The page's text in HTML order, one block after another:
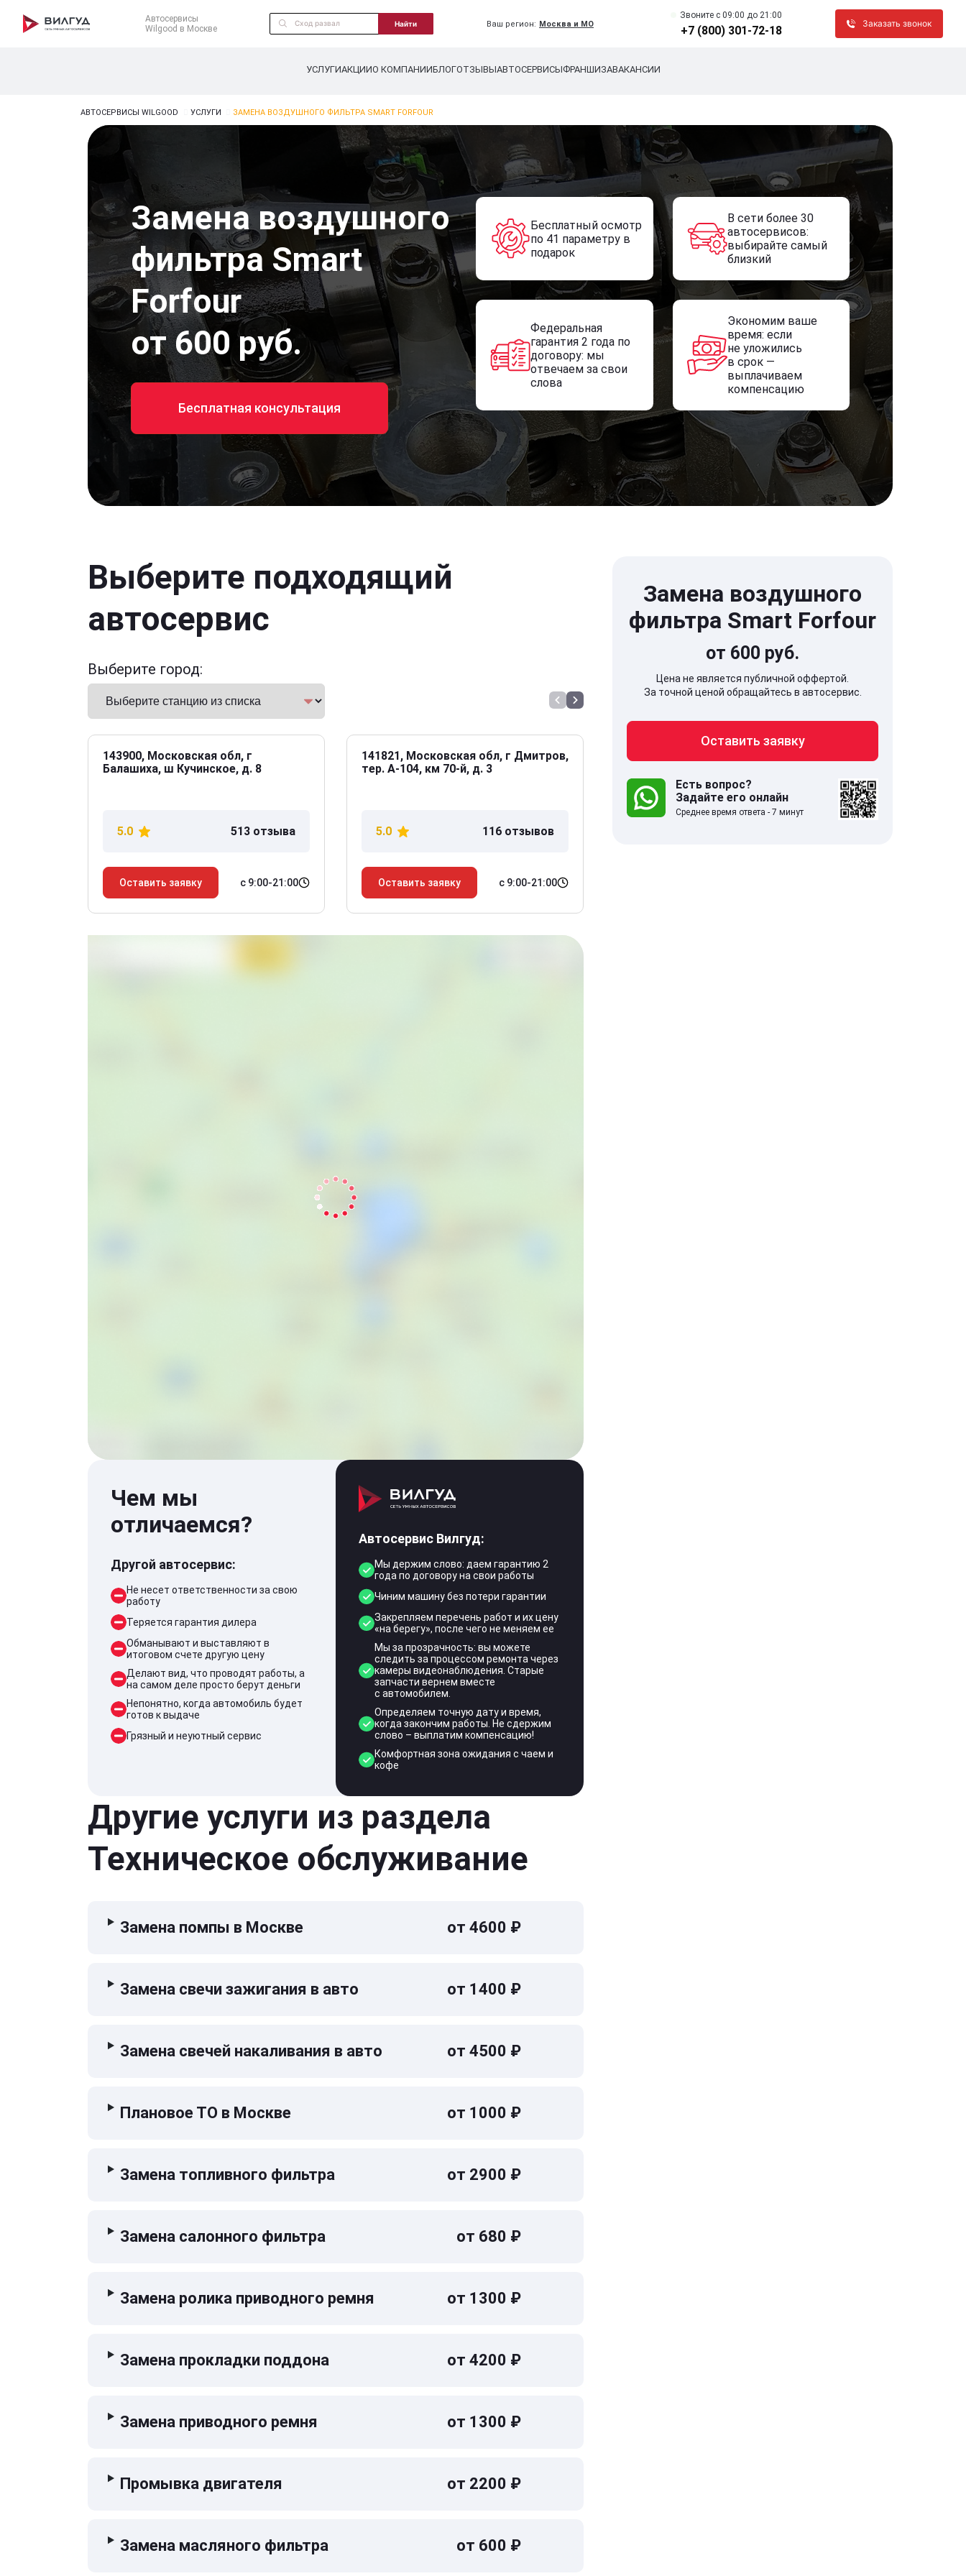
Автосервисы
Wilgood в Москве
Найти Ваш регион: Москва и МО
Звоните c 09:00 до 21:00
+7 (800) 301-72-18
Заказать звонок
УСЛУГИАКЦИИО КОМПАНИИБЛОГОТЗЫВЫАВТОСЕРВИСЫФРАНШИЗАВАКАНСИИ
АВТОСЕРВИСЫ WILGOOD УСЛУГИ ЗАМЕНА ВОЗДУШНОГО ФИЛЬТРА SMART FORFOUR
Замена воздушного
фильтра Smart
Forfour
от 600 руб.
Бесплатная консультация
Бесплатный осмотр
по 41 параметру в
подарок
В сети более 30
автосервисов:
выбирайте самый
близкий
Федеральная
гарантия 2 года по
договору: мы
отвечаем за свои
слова
Экономим ваше
время: если
не уложились
в срок —
выплачиваем
компенсацию
Выберите подходящий
автосервис
Выберите город:
143900, Московская обл, г
Балашиха, ш Кучинское, д. 8
5.0 513 отзыва
Оставить заявку с 9:00-21:00
141821, Московская обл, г Дмитров,
тер. А-104, км 70-й, д. 3
5.0 116 отзывов
Оставить заявку с 9:00-21:00
141707, Московская обл,
дом 5
Чем мы
отличаемся?
Другой автосервис:
Не несет ответственности за свою
работу
Теряется гарантия дилера
Обманывают и выставляют в
итоговом счете другую цену
Делают вид, что проводят работы, а
на самом деле просто берут деньги
Непонятно, когда автомобиль будет
готов к выдаче
Грязный и неуютный сервис
Автосервис Вилгуд:
Мы держим слово: даем гарантию 2
года по договору на свои работы
Чиним машину без потери гарантии
Закрепляем перечень работ и их цену
«на берегу», после чего не меняем ее
Мы за прозрачность: вы можете
следить за процессом ремонта через
камеры видеонаблюдения. Старые
запчасти вернем вместе
с автомобилем.
Определяем точную дату и время,
когда закончим работы. Не сдержим
слово – выплатим компенсацию!
Комфортная зона ожидания с чаем и
кофе
Другие услуги из раздела
Техническое обслуживание
Замена помпы в Москве от 4600 ₽
Замена свечи зажигания в авто от 1400 ₽
Замена свечей накаливания в авто от 4500 ₽
Плановое ТО в Москве от 1000 ₽
Замена топливного фильтра от 2900 ₽
Замена салонного фильтра от 680 ₽
Замена ролика приводного ремня от 1300 ₽
Замена прокладки поддона от 4200 ₽
Замена приводного ремня от 1300 ₽
Промывка двигателя от 2200 ₽
Замена масляного фильтра от 600 ₽
Замена воздушного
фильтра Smart Forfour
от 600 руб.
Цена не является публичной оффертой.
За точной ценой обращайтесь в автосервис.
Оставить заявку
Есть вопрос?
Задайте его онлайн
Среднее время ответа - 7 минут